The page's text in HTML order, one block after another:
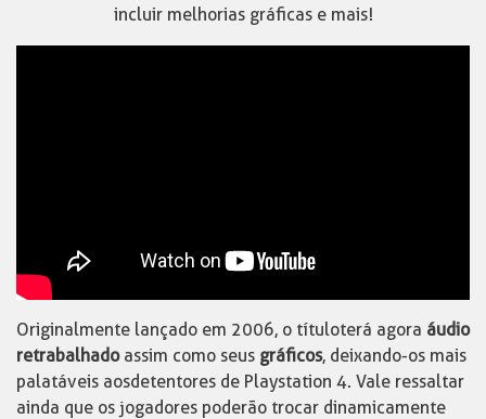
incluir melhorias gráficas e mais!
Originalmente lançado em 2006, o título terá agora áudio
retrabalhadoassim como seus gráficos, deixando-os mais
palatáveis aos detentores de Playstation 4. Vale ressaltar
ainda que os jogadores poderão trocar dinamicamente